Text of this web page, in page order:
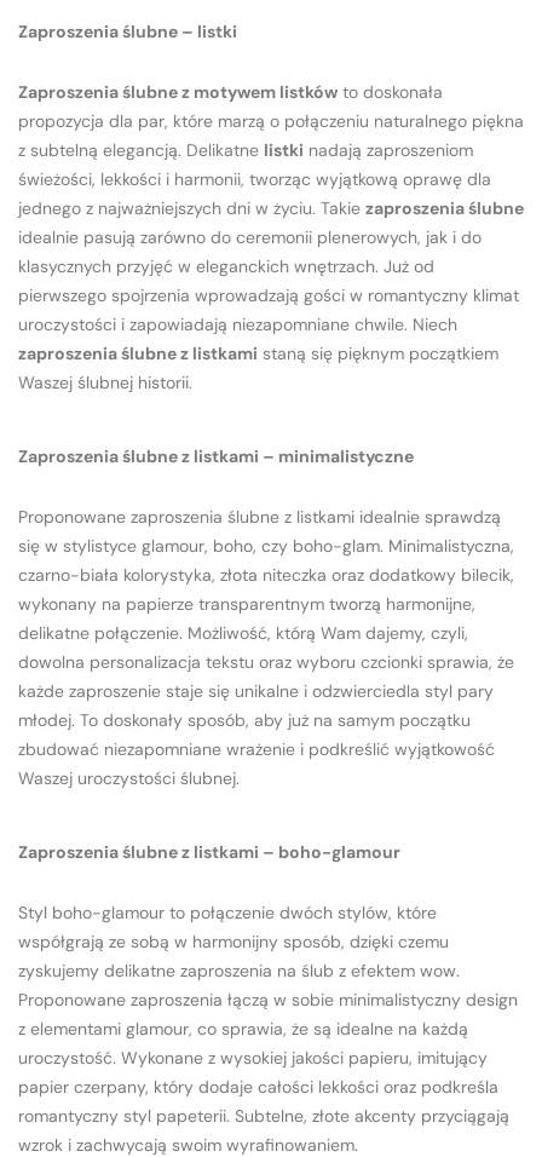
Zaproszenia ślubne – listki
Zaproszenia ślubne z motywem listków to doskonała
propozycja dla par, które marzą o połączeniu naturalnego piękna
z subtelną elegancją. Delikatne listki nadają zaproszeniom
świeżości, lekkości i harmonii, tworząc wyjątkową oprawę dla
jednego z najważniejszych dni w życiu. Takie zaproszenia ślubne
idealnie pasują zarówno do ceremonii plenerowych, jak i do
klasycznych przyjęć w eleganckich wnętrzach. Już od
pierwszego spojrzenia wprowadzają gości w romantyczny klimat
uroczystości i zapowiadają niezapomniane chwile. Niech
zaproszenia ślubne z listkami staną się pięknym początkiem
Waszej ślubnej historii.
Zaproszenia ślubne z listkami – minimalistyczne
Proponowane zaproszenia ślubne z listkami idealnie sprawdzą
się w stylistyce glamour, boho, czy boho-glam. Minimalistyczna,
czarno-biała kolorystyka, złota niteczka oraz dodatkowy bilecik,
wykonany na papierze transparentnym tworzą harmonijne,
delikatne połączenie. Możliwość, którą Wam dajemy, czyli,
dowolna personalizacja tekstu oraz wyboru czcionki sprawia, że
każde zaproszenie staje się unikalne i odzwierciedla styl pary
młodej. To doskonały sposób, aby już na samym początku
zbudować niezapomniane wrażenie i podkreślić wyjątkowość
Waszej uroczystości ślubnej.
Zaproszenia ślubne z listkami – boho-glamour
Styl boho-glamour to połączenie dwóch stylów, które
współgrają ze sobą w harmonijny sposób, dzięki czemu
zyskujemy delikatne zaproszenia na ślub z efektem wow.
Proponowane zaproszenia łączą w sobie minimalistyczny design
z elementami glamour, co sprawia, że są idealne na każdą
uroczystość. Wykonane z wysokiej jakości papieru, imitujący
papier czerpany, który dodaje całości lekkości oraz podkreśla
romantyczny styl papeterii. Subtelne, złote akcenty przyciągają
wzrok i zachwycają swoim wyrafinowaniem.